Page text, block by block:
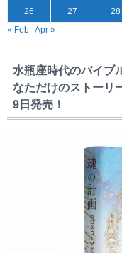
26 27 28
« Feb Apr »
水瓶座時代のバイブ
なただけのストーリ
9日発売！